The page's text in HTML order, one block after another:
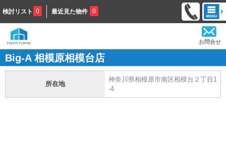
検討リスト 0 最近見た物件 0
お問合せ
Big-A 相模原相模台店
所在地
神奈川県相模原市南区相模台２丁目1
-4